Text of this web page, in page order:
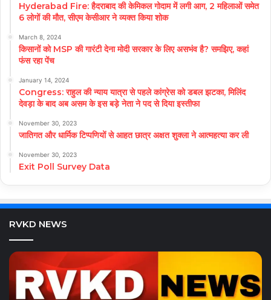
Hyderabad Fire: हैदराबाद की केमिकल गोदाम में लगी आग, 2 महिलाओं समेत
6 लोगों की मौत, सीएम केसीआर ने व्यक्त किया शोक
March 8, 2024
किसानों को MSP की गारंटी देना मोदी सरकार के लिए असभंव है? समझिए, कहां
फंस रहा पेंच
January 14, 2024
Congress: राहुल की न्याय यात्रा से पहले कांग्रेस को डबल झटका, मिलिंद
देवड़ा के बाद अब असम के इस बड़े नेता ने पद से दिया इस्तीफा
November 30, 2023
जातिगत और धार्मिक टिप्पणियों से आहत छात्र अक्षत शुक्ला ने आत्महत्या कर ली
November 30, 2023
Exit Poll Survey Data
RVKD NEWS